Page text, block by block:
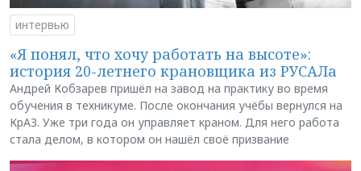
интервью
«Я понял, что хочу работать на высоте»:
история 20-летнего крановщика из РУСАЛа
Андрей Кобзарев пришёл на завод на практику во время
обучения в техникуме. После окончания учёбы вернулся на
КрАЗ. Уже три года он управляет краном. Для него работа
стала делом, в котором он нашёл своё призвание